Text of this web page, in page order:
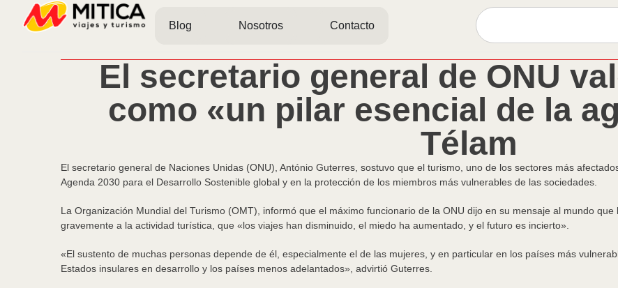
Blog Nosotros Contacto
El secretario general de ONU
como «un pilar esencial de la
Télam
El secretario general de Naciones Unidas (ONU), António Guterres, sostuvo que el turismo, uno de los sectores más
Agenda 2030 para el Desarrollo Sostenible global y en la protección de los miembros más vulnerables de las sociedades.
La Organización Mundial del Turismo (OMT), informó que el máximo funcionario de la ONU dijo en su mensaje al mundo
gravemente a la actividad turística, que «los viajes han disminuido, el miedo ha aumentado, y el futuro es incierto».
«El sustento de muchas personas depende de él, especialmente el de las mujeres, y en particular en los países más
Estados insulares en desarrollo y los países menos adelantados», advirtió Guterres.